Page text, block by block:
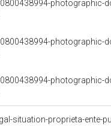
photographic-
photographic-
photographic-
situation-proprieta-ente-